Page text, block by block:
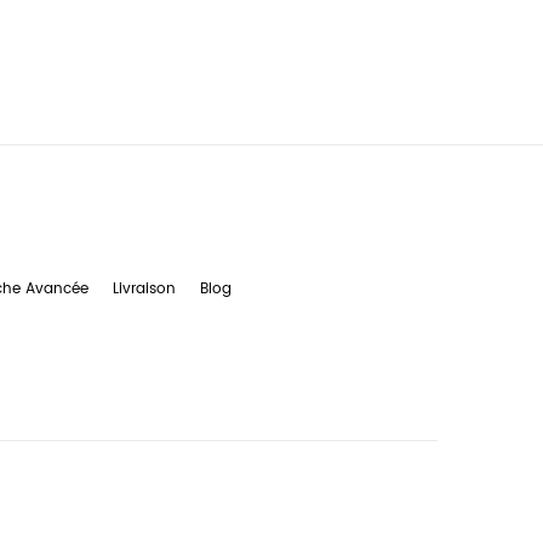
Avancée Livraison Blog